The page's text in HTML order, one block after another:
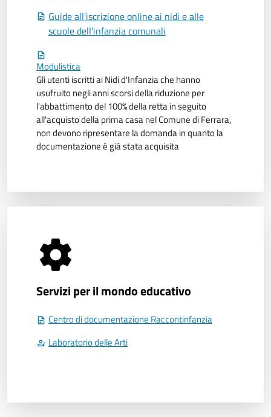
Guide all'iscrizione online ai nidi e alle
scuole dell'infanzia comunali
Modulistica
Gli utenti iscritti ai Nidi d'Infanzia che hanno
usufruito negli anni scorsi della riduzione per
l'abbattimento del 100% della retta in seguito
all'acquisto della prima casa nel Comune di Ferrara,
non devono ripresentare la domanda in quanto la
documentazione è già stata acquisita
Servizi per il mondo educativo
Centro di documentazione Raccontinfanzia
Laboratorio delle Arti